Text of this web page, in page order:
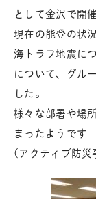
として金沢で開
現在の能登の状
海トラフ地震に
について、グル
した。
様々な部署や場
まったようです
(アクティブ防